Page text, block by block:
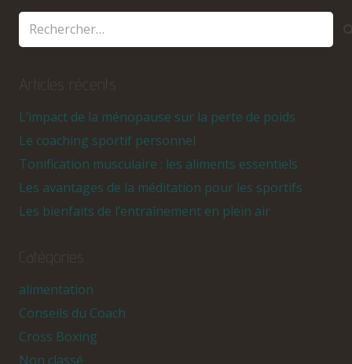
L’impact de la ménopause sur la perte de poids
Le coaching sportif personnel
Tonification musculaire : les aliments essentiels
Les avantages de la méditation pour les sportifs
Les bienfaits de l’entraînement en plein air
alimentation
Conseils du Coach
Cross Boxing
Non classé